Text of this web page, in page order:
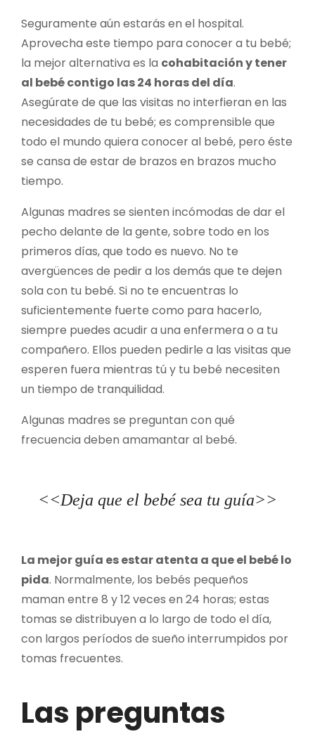
Seguramente aún estarás en el hospital.
Aprovecha este tiempo para conocer a tu bebé;
la mejor alternativa es la cohabitación y tener
al bebé contigo las 24 horas del día.
Asegúrate de que las visitas no interfieran en las
necesidades de tu bebé; es comprensible que
todo el mundo quiera conocer al bebé, pero éste
se cansa de estar de brazos en brazos mucho
tiempo.
Algunas madres se sienten incómodas de dar el
pecho delante de la gente, sobre todo en los
primeros días, que todo es nuevo. No te
avergüences de pedir a los demás que te dejen
sola con tu bebé. Si no te encuentras lo
suficientemente fuerte como para hacerlo,
siempre puedes acudir a una enfermera o a tu
compañero. Ellos pueden pedirle a las visitas que
esperen fuera mientras tú y tu bebé necesiten
un tiempo de tranquilidad.
Algunas madres se preguntan con qué
frecuencia deben amamantar al bebé.
<<Deja que el bebé sea tu guía>>
La mejor guía es estar atenta a que el bebé lo
pida. Normalmente, los bebés pequeños
maman entre 8 y 12 veces en 24 horas; estas
tomas se distribuyen a lo largo de todo el día,
con largos períodos de sueño interrumpidos por
tomas frecuentes.
Las preguntas